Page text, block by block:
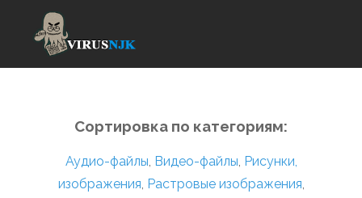
Сортировка по категориям:
Аудио-файлы, Видео-файлы, Рисунки,
изображения, Растровые изображения,